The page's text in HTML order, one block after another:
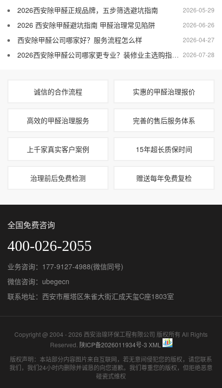
2026-05-29
2026西安除甲醛正规品牌，五步筛选避坑指南
2026-06-26
2026 西安除甲醛避坑指南 甲醛治理常见陷阱
2026-04-27
西安除甲醛公司哪家好？服务流程怎么样
2026-07-28
2026西安除甲醛公司哪家更专业？装修业主选购指南与品牌盘点
诚信的合作流程 实惠的甲醛治理报价
高效的甲醛治理服务 完善的售后服务体系
上千家真实客户案例 15年超长质保时间
治理前后免费检测 赠送每年免费复检
全国免费咨询
400-026-2055
业务咨询：177-9127-4988(微信同号)
微信咨询：ubegecn
联系地址：西安市雁塔区朱雀大街汇成天玺C座1803室
Copyright @ 2004 - 2026 西安治瑔环保工程有限公司 版权所有 All Rights
Reserved. 陕ICP备2026011934号-3 XML
版权声明：本站部分内容图片来自互联网，若无意间侵犯您的版权，请您联系
我们，我们24小时内删除并诚恳的向您道歉。我们尊重您的版权，但拒绝恶意
碰瓷式维权